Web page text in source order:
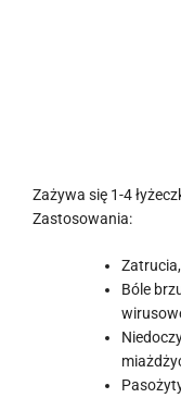
Zażywa się 1-4
Zastosowania:
Bóle